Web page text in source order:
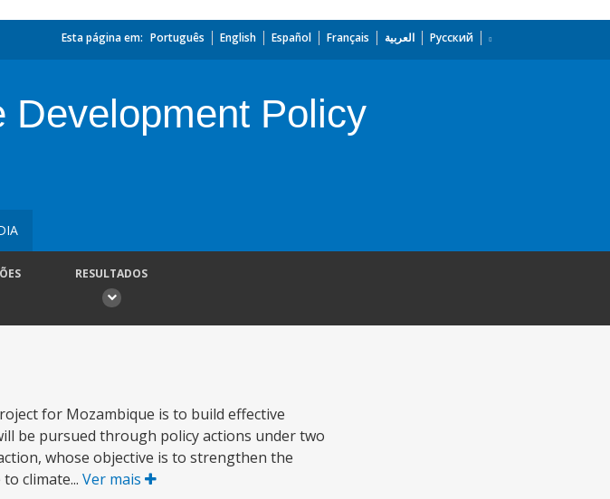
Esta página em: Português English Español Français العربية Русский
Development Policy
RESULTADOS
for Mozambique is to build effective
be pursued through policy actions under two
whose objective is to strengthen the
climate... Ver mais